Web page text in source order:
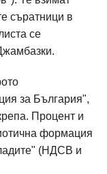
съратници в
се
за България",
Процент и
формация
(НДСВ и